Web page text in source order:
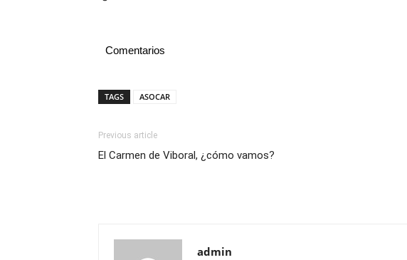
Comentarios
TAGS ASOCAR
Previous article
El Carmen de Viboral, ¿cómo vamos?
admin